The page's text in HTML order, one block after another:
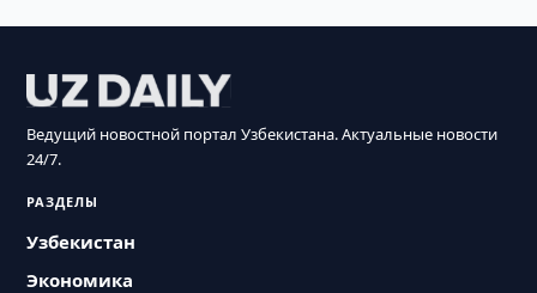
Ведущий новостной портал Узбекистана. Актуальные новости
24/7.
РАЗДЕЛЫ
Узбекистан
Экономика